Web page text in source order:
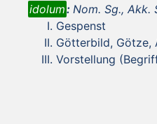
idolum: Nom. Sg., Akk.
Gespenst
Götterbild, Götze,
Vorstellung